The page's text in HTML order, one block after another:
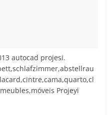
autocad projesi.
Projeyi